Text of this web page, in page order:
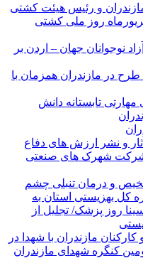
مازندران و رئیس هیئت کشتی
نوجوانان جهان – اردن بر
افتتاح و کنگ زنی بیش از ۱۰۰۰ طرح در مازندران همزمان با
مهارتی تابستانه دانش
و نشر ارزش های دفاع
شهرک های صنعتی
کل بهزیستی استان به
روز پزشک/ تجلیل از
کارکنان مازندران با شهدا در
کنگره شهدای مازندران